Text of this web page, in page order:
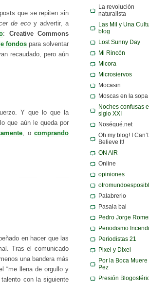
que se repiten sin
de eco y advertir, a
: Creative Commons
fondos para solventar
recaudado, pero aún
Y que lo que la
que aún le queda por
, ocomprando
en hacer que las
Tras el comunicado
una bandera más
“me llena de orgullo y
con la siguiente
La revolución
naturalista
Las Mil y Una
blog
Lost Sunny Day
Mi Rincón
Micora
Microsiervos
Mocasin
Moscas en la sopa
Noches confusas
siglo XXI
Noséqué.net
Oh my blog! I Can’t
Believe It!
ON AIR
Online
opiniones
Palabrerio
Pasaia bai
Pedro Jorge
Periodismo
Periodistas 21
Pixel y Dixel
Por la Boca Muere
Pez
Presión